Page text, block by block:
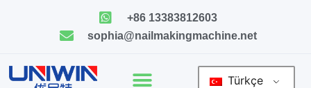
+86 13383812603
sophia@nailmakingmachine.net
Türkçe